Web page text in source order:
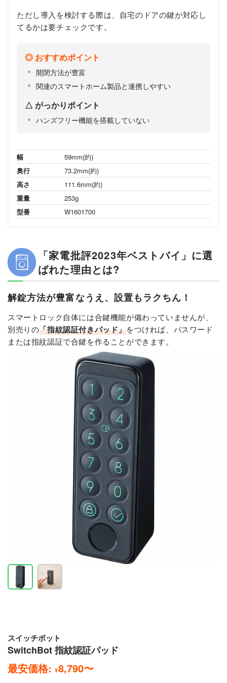
ただし導入を検討する際は、自宅のドアの鍵が対応し
てるかは要チェックです。
おすすめポイント
開閉方法が豊富
関連のスマートホーム製品と連携しやすい
がっかりポイント
ハンズフリー機能を搭載していない
幅
59mm(約)
奥行
73.2mm(約)
高さ
111.6mm(約)
重量
253g
型番
W1601700
「家電批評2023年ベストバイ」に選
ばれた理由とは?
解錠方法が豊富なうえ、設置もラクちん！
スマートロック自体には合鍵機能が備わっていませんが、
別売りの「指紋認証付きパッド」をつければ、パスワード
または指紋認証で合鍵を作ることができます。
スイッチボット
SwitchBot 指紋認証パッド
最安価格: ¥8,790〜